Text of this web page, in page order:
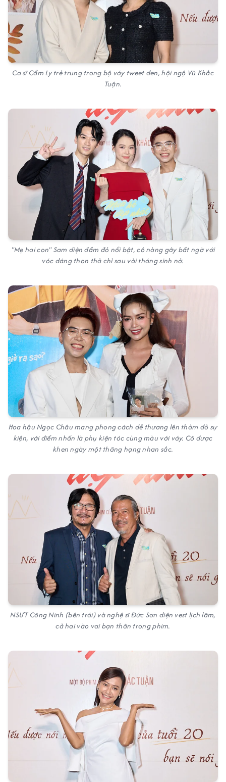
Ca sĩ Cẩm Ly trẻ trung trong bộ váy tweet đen, hội ngộ Vũ Khắc
Tuận.
"Mẹ hai con" Sam diện đầm đỏ nổi bật, cô nàng gây bất ngờ với
vóc dáng thon thả chỉ sau vài tháng sinh nở.
Hoa hậu Ngọc Châu mang phong cách dễ thương lên thảm đỏ sự
kiện, với điểm nhấn là phụ kiện tóc cùng màu với váy. Cô được
khen ngày một thăng hạng nhan sắc.
NSƯT Công Ninh (bên trái) và nghệ sĩ Đức Sơn diện vest lịch lãm,
cả hai vào vai bạn thân trong phim.